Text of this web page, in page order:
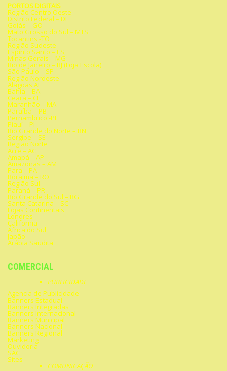
PORTOS DIGITAIS
Região Centro Oeste
Distrito Federal – DF
Goiás – GO
Mato Grosso do Sul – MTS
Tocantins -TO
Região Sudeste
Espírito Santo – ES
Minas Gerais – MG
Rio de Janeiro – RJ (Loja Escola)
São Paulo – SP
Região Nordeste
Alagoas AL
Bahia – BA
Ceara – CE
Maranhão – MA
Paraíba – PB
Pernambuco -PE
Piauí – PI
Rio Grande do Norte – RN
Sergipe – SE
Região Norte
Acre – AC
Amapá – AP
Amazonas – AM
Para – PA
Roraima – RO
Região Sul
Paraná – PR
Rio Grande do Sul – RG
Santa Catarina – SC
Lojas Continentais
Londres
California
África do Sul
Japão
Arábia Saudita
COMERCIAL
PUBLICIDADE
Agencia de Publicidade
Banners Estadual
Banners Integradas
Banners Internacional
Banners Municipal
Banners Nacional
Banners Regional
Marketing
Ouvidoria
SAC
Sites
COMUNICAÇÃO